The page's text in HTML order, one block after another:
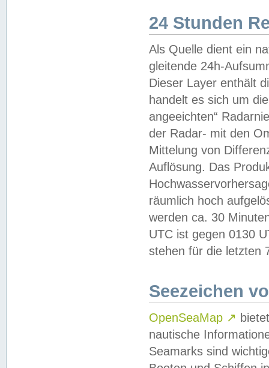
24 Stunden
Als Quelle dient ein
gleitende 24h-
Dieser Layer enthält
handelt es sich um
angeeichten“
der Radar- mit den
Mittelung von
Auflösung. Das
räumlich hoch
werden ca. 30
UTC ist gegen 0130
stehen für die letzten
Seezeichen
OpenSeaMap ↗
nautische
Seamarks sind